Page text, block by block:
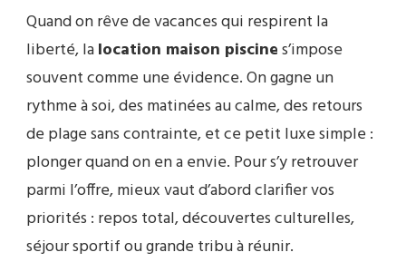
Quand on rêve de vacances qui respirent la
liberté, lalocation maison piscines’impose
souvent comme une évidence. On gagne un
rythme à soi, des matinées au calme, des retours
de plage sans contrainte, et ce petit luxe simple :
plonger quand on en a envie. Pour s’y retrouver
parmi l’offre, mieux vaut d’abord clarifier vos
priorités : repos total, découvertes culturelles,
séjour sportif ou grande tribu à réunir.